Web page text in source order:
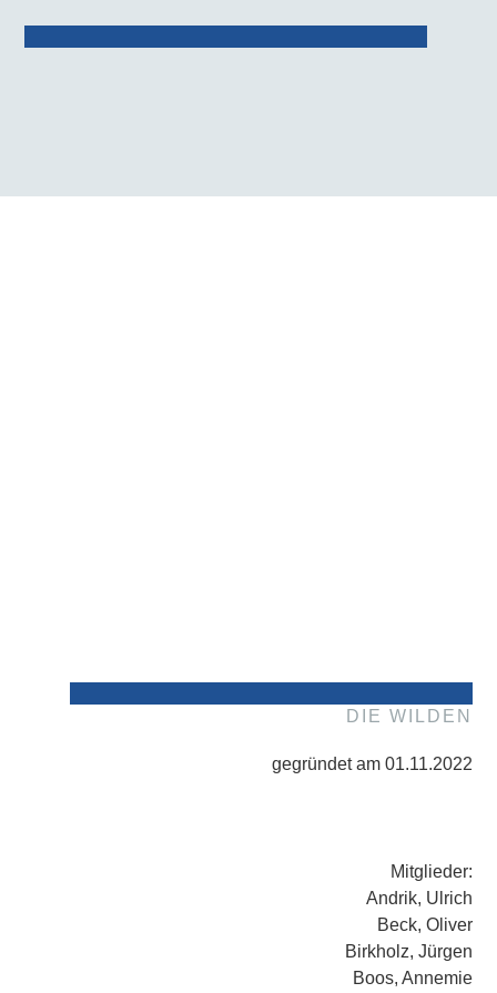
DIE WILDEN
gegründet am 01.11.2022
Mitglieder:
Andrik, Ulrich
Beck, Oliver
Birkholz, Jürgen
Boos, Annemie